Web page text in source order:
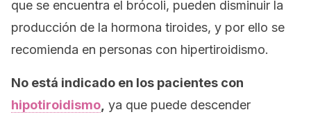
que se encuentra el brócoli, pueden disminuir la
producción de la hormona tiroides, y por ello se
recomienda en personas con hipertiroidismo.
No está indicado en los pacientes con
hipotiroidismo ya que puede descender